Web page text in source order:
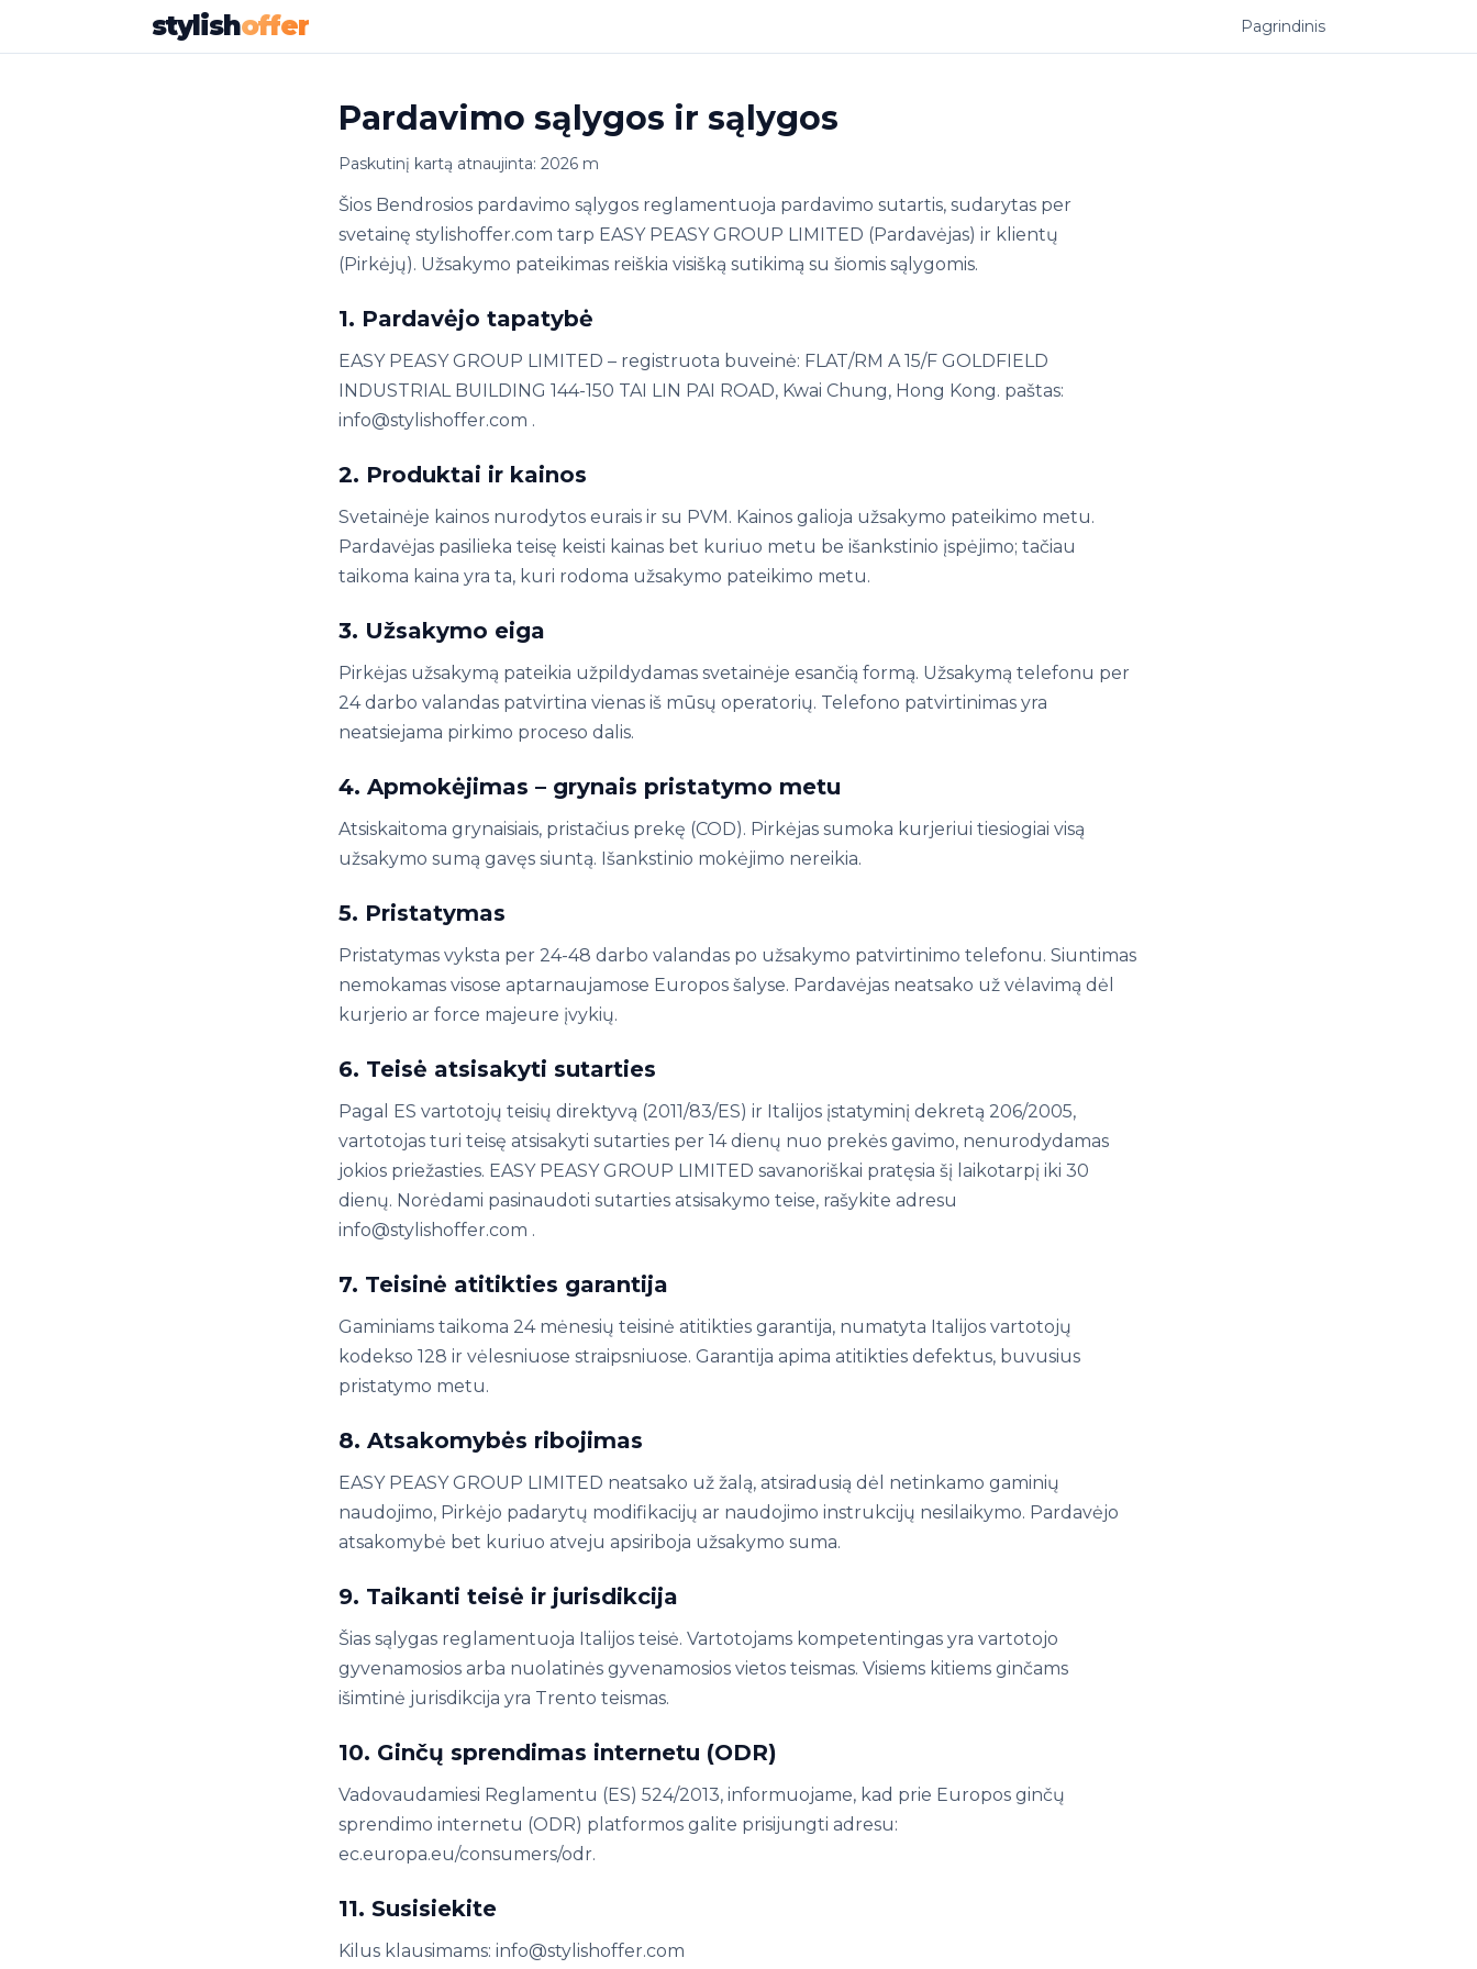
stylishoffer Pagrindinis
Pardavimo sąlygos ir sąlygos
Paskutinį kartą atnaujinta: 2026 m
Šios Bendrosios pardavimo sąlygos reglamentuoja pardavimo sutartis, sudarytas per
svetainę stylishoffer.com tarp EASY PEASY GROUP LIMITED (Pardavėjas) ir klientų
(Pirkėjų). Užsakymo pateikimas reiškia visišką sutikimą su šiomis sąlygomis.
1. Pardavėjo tapatybė
EASY PEASY GROUP LIMITED – registruota buveinė: FLAT/RM A 15/F GOLDFIELD
INDUSTRIAL BUILDING 144-150 TAI LIN PAI ROAD, Kwai Chung, Hong Kong. paštas:
info@stylishoffer.com .
2. Produktai ir kainos
Svetainėje kainos nurodytos eurais ir su PVM. Kainos galioja užsakymo pateikimo metu.
Pardavėjas pasilieka teisę keisti kainas bet kuriuo metu be išankstinio įspėjimo; tačiau
taikoma kaina yra ta, kuri rodoma užsakymo pateikimo metu.
3. Užsakymo eiga
Pirkėjas užsakymą pateikia užpildydamas svetainėje esančią formą. Užsakymą telefonu per
24 darbo valandas patvirtina vienas iš mūsų operatorių. Telefono patvirtinimas yra
neatsiejama pirkimo proceso dalis.
4. Apmokėjimas – grynais pristatymo metu
Atsiskaitoma grynaisiais, pristačius prekę (COD). Pirkėjas sumoka kurjeriui tiesiogiai visą
užsakymo sumą gavęs siuntą. Išankstinio mokėjimo nereikia.
5. Pristatymas
Pristatymas vyksta per 24-48 darbo valandas po užsakymo patvirtinimo telefonu. Siuntimas
nemokamas visose aptarnaujamose Europos šalyse. Pardavėjas neatsako už vėlavimą dėl
kurjerio ar force majeure įvykių.
6. Teisė atsisakyti sutarties
Pagal ES vartotojų teisių direktyvą (2011/83/ES) ir Italijos įstatyminį dekretą 206/2005,
vartotojas turi teisę atsisakyti sutarties per 14 dienų nuo prekės gavimo, nenurodydamas
jokios priežasties. EASY PEASY GROUP LIMITED savanoriškai pratęsia šį laikotarpį iki 30
dienų. Norėdami pasinaudoti sutarties atsisakymo teise, rašykite adresu
info@stylishoffer.com .
7. Teisinė atitikties garantija
Gaminiams taikoma 24 mėnesių teisinė atitikties garantija, numatyta Italijos vartotojų
kodekso 128 ir vėlesniuose straipsniuose. Garantija apima atitikties defektus, buvusius
pristatymo metu.
8. Atsakomybės ribojimas
EASY PEASY GROUP LIMITED neatsako už žalą, atsiradusią dėl netinkamo gaminių
naudojimo, Pirkėjo padarytų modifikacijų ar naudojimo instrukcijų nesilaikymo. Pardavėjo
atsakomybė bet kuriuo atveju apsiriboja užsakymo suma.
9. Taikanti teisė ir jurisdikcija
Šias sąlygas reglamentuoja Italijos teisė. Vartotojams kompetentingas yra vartotojo
gyvenamosios arba nuolatinės gyvenamosios vietos teismas. Visiems kitiems ginčams
išimtinė jurisdikcija yra Trento teismas.
10. Ginčų sprendimas internetu (ODR)
Vadovaudamiesi Reglamentu (ES) 524/2013, informuojame, kad prie Europos ginčų
sprendimo internetu (ODR) platformos galite prisijungti adresu:
ec.europa.eu/consumers/odr.
11. Susisiekite
Kilus klausimams: info@stylishoffer.com